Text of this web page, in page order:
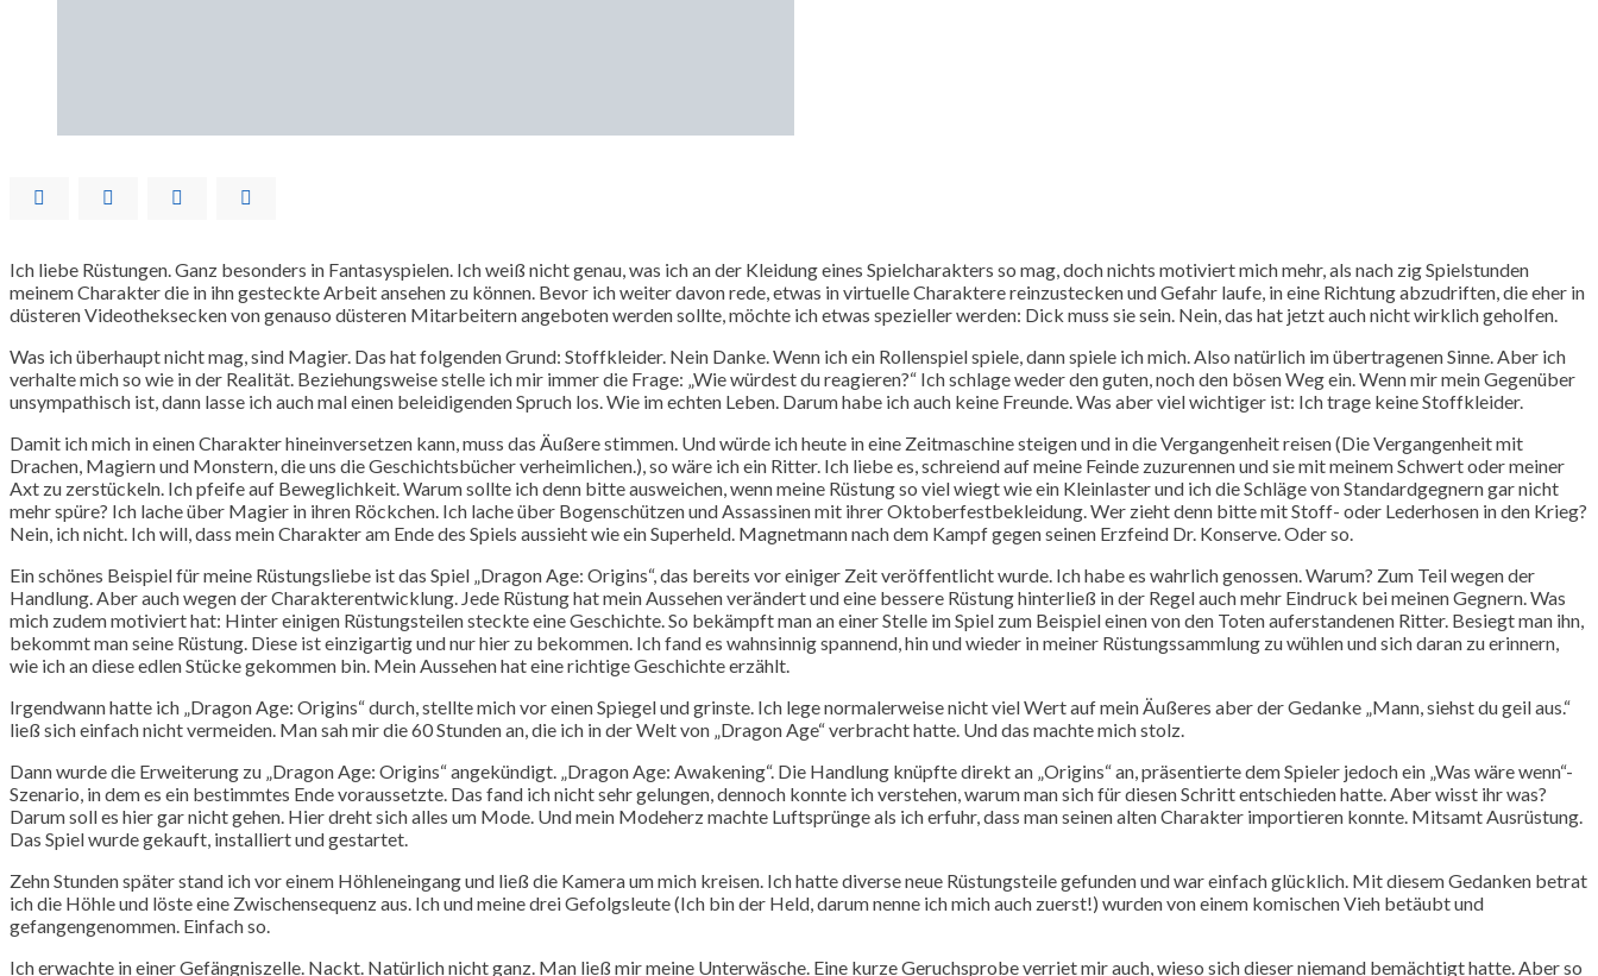
Ich liebe Rüstungen. Ganz besonders in Fantasyspielen. Ich weiß nicht genau, was ich an der Kleidung eines Spielcharakters so mag, doch nichts motiviert mich mehr, als nach zig Spielstunden
meinem Charakter die in ihn gesteckte Arbeit ansehen zu können. Bevor ich weiter davon rede, etwas in virtuelle Charaktere reinzustecken und Gefahr laufe, in eine Richtung abzudriften, die eher in
düsteren Videotheksecken von genauso düsteren Mitarbeitern angeboten werden sollte, möchte ich etwas spezieller werden: Dick muss sie sein. Nein, das hat jetzt auch nicht wirklich geholfen.
Was ich überhaupt nicht mag, sind Magier. Das hat folgenden Grund: Stoffkleider. Nein Danke. Wenn ich ein Rollenspiel spiele, dann spiele ich mich. Also natürlich im übertragenen Sinne. Aber ich
verhalte mich so wie in der Realität. Beziehungsweise stelle ich mir immer die Frage: „Wie würdest du reagieren?“ Ich schlage weder den guten, noch den bösen Weg ein. Wenn mir mein Gegenüber
unsympathisch ist, dann lasse ich auch mal einen beleidigenden Spruch los. Wie im echten Leben. Darum habe ich auch keine Freunde. Was aber viel wichtiger ist: Ich trage keine Stoffkleider.
Damit ich mich in einen Charakter hineinversetzen kann, muss das Äußere stimmen. Und würde ich heute in eine Zeitmaschine steigen und in die Vergangenheit reisen (Die Vergangenheit mit
Drachen, Magiern und Monstern, die uns die Geschichtsbücher verheimlichen.), so wäre ich ein Ritter. Ich liebe es, schreiend auf meine Feinde zuzurennen und sie mit meinem Schwert oder meiner
Axt zu zerstückeln. Ich pfeife auf Beweglichkeit. Warum sollte ich denn bitte ausweichen, wenn meine Rüstung so viel wiegt wie ein Kleinlaster und ich die Schläge von Standardgegnern gar nicht
mehr spüre? Ich lache über Magier in ihren Röckchen. Ich lache über Bogenschützen und Assassinen mit ihrer Oktoberfestbekleidung. Wer zieht denn bitte mit Stoff- oder Lederhosen in den Krieg?
Nein, ich nicht. Ich will, dass mein Charakter am Ende des Spiels aussieht wie ein Superheld. Magnetmann nach dem Kampf gegen seinen Erzfeind Dr. Konserve. Oder so.
Ein schönes Beispiel für meine Rüstungsliebe ist das Spiel „Dragon Age: Origins“, das bereits vor einiger Zeit veröffentlicht wurde. Ich habe es wahrlich genossen. Warum? Zum Teil wegen der
Handlung. Aber auch wegen der Charakterentwicklung. Jede Rüstung hat mein Aussehen verändert und eine bessere Rüstung hinterließ in der Regel auch mehr Eindruck bei meinen Gegnern. Was
mich zudem motiviert hat: Hinter einigen Rüstungsteilen steckte eine Geschichte. So bekämpft man an einer Stelle im Spiel zum Beispiel einen von den Toten auferstandenen Ritter. Besiegt man ihn,
bekommt man seine Rüstung. Diese ist einzigartig und nur hier zu bekommen. Ich fand es wahnsinnig spannend, hin und wieder in meiner Rüstungssammlung zu wühlen und sich daran zu erinnern,
wie ich an diese edlen Stücke gekommen bin. Mein Aussehen hat eine richtige Geschichte erzählt.
Irgendwann hatte ich „Dragon Age: Origins“ durch, stellte mich vor einen Spiegel und grinste. Ich lege normalerweise nicht viel Wert auf mein Äußeres aber der Gedanke „Mann, siehst du geil aus.“
ließ sich einfach nicht vermeiden. Man sah mir die 60 Stunden an, die ich in der Welt von „Dragon Age“ verbracht hatte. Und das machte mich stolz.
Dann wurde die Erweiterung zu „Dragon Age: Origins“ angekündigt. „Dragon Age: Awakening“. Die Handlung knüpfte direkt an „Origins“ an, präsentierte dem Spieler jedoch ein „Was wäre wenn“-
Szenario, in dem es ein bestimmtes Ende voraussetzte. Das fand ich nicht sehr gelungen, dennoch konnte ich verstehen, warum man sich für diesen Schritt entschieden hatte. Aber wisst ihr was?
Darum soll es hier gar nicht gehen. Hier dreht sich alles um Mode. Und mein Modeherz machte Luftsprünge als ich erfuhr, dass man seinen alten Charakter importieren konnte. Mitsamt Ausrüstung.
Das Spiel wurde gekauft, installiert und gestartet.
Zehn Stunden später stand ich vor einem Höhleneingang und ließ die Kamera um mich kreisen. Ich hatte diverse neue Rüstungsteile gefunden und war einfach glücklich. Mit diesem Gedanken betrat
ich die Höhle und löste eine Zwischensequenz aus. Ich und meine drei Gefolgsleute (Ich bin der Held, darum nenne ich mich auch zuerst!) wurden von einem komischen Vieh betäubt und
gefangengenommen. Einfach so.
Ich erwachte in einer Gefängniszelle. Nackt. Natürlich nicht ganz. Man ließ mir meine Unterwäsche. Eine kurze Geruchsprobe verriet mir auch, wieso sich dieser niemand bemächtigt hatte. Aber so